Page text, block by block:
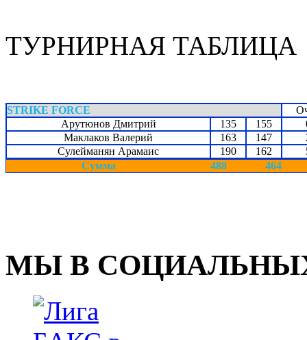
ТУРНИРНАЯ ТАБЛИЦА
STRIKE FORCE
Арутюнов Дмитрий
135 155
Маклаков Валерий
163 147
Сулейманян Арамаис
190 162
Сумма
488 464
МЫ В